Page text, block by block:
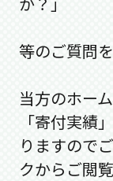
等のご質問
当方のホー
「寄付実績
りますので
クからご閲